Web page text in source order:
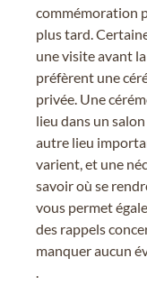
commémoration
plus tard.
une visite avant
préfèrent une
privée. Une
lieu dans un
autre lieu
varient, et une
savoir où se
vous permet
des rappels
manquer aucun